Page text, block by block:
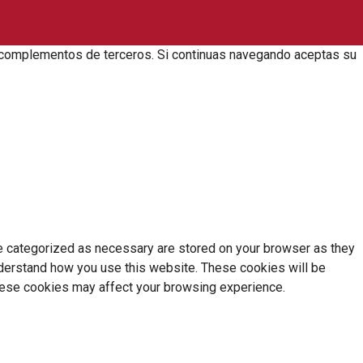
de terceros. Si continuas navegando aceptas su
as necessary are stored on your browser as they
how you use this website. These cookies will be
cookies may affect your browsing experience.